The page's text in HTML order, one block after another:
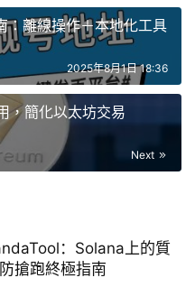
：離線操作＋本地化工具
2025年8月1日 18:36
，簡化以太坊交易
Next
：Solana上的質
搶跑終極指南